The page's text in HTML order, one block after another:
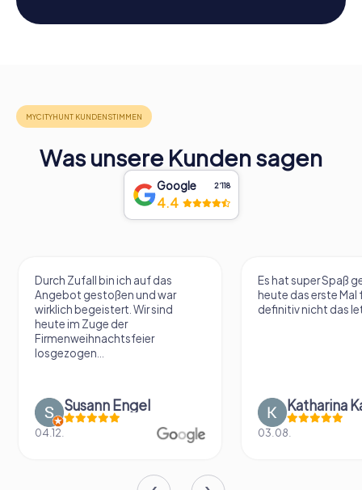
Was unsere Kunden sagen
Google 2‘118
4.4
Durch Zufall bin ich auf das
Angebot gestoßen und war
wirklich begeistert. Wir sind
heute im Zuge der
Firmenweihnachtsfeier
losgezogen...
Susann Engel
04.12.
Es hat super Spaß
heute das erste Mal
definitiv nicht das
Katharina
03.08.